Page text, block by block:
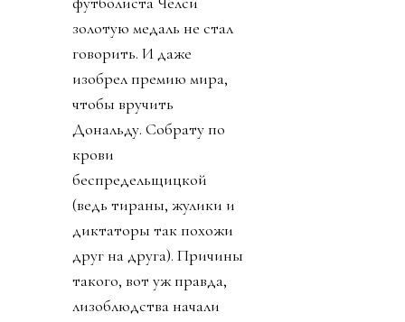
золотую медаль не стал
говорить. И даже
изобрел премию мира,
чтобы вручить
Дональду. Собрату по
крови
беспредельщицкой
(ведь тираны, жулики и
диктаторы так похожи
друг на друга). Причины
такого, вот уж правда,
лизоблюдства начали